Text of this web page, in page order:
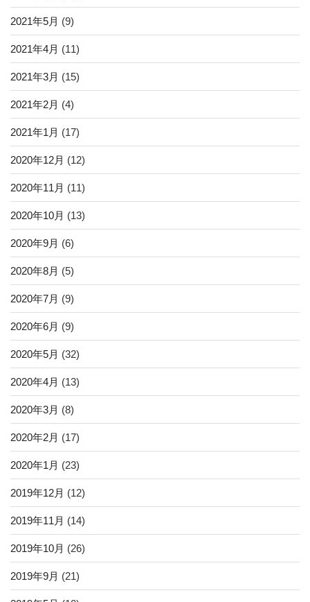
2021年5月 (9)
2021年4月 (11)
2021年3月 (15)
2021年2月 (4)
2021年1月 (17)
2020年12月 (12)
2020年11月 (11)
2020年10月 (13)
2020年9月 (6)
2020年8月 (5)
2020年7月 (9)
2020年6月 (9)
2020年5月 (32)
2020年4月 (13)
2020年3月 (8)
2020年2月 (17)
2020年1月 (23)
2019年12月 (12)
2019年11月 (14)
2019年10月 (26)
2019年9月 (21)